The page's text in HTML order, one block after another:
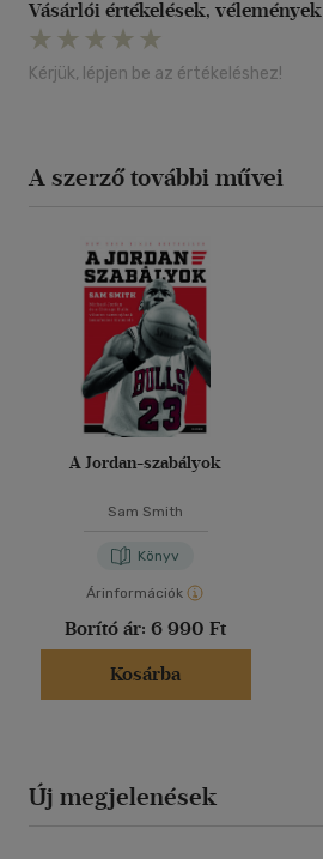
Vásárlói értékelések, vélemények
Kérjük, lépjen be az értékeléshez!
A szerző további művei
A Jordan-szabályok
Sam Smith
Könyv
Árinformációk
Borító ár: 6 990 Ft
Kosárba
Új megjelenések